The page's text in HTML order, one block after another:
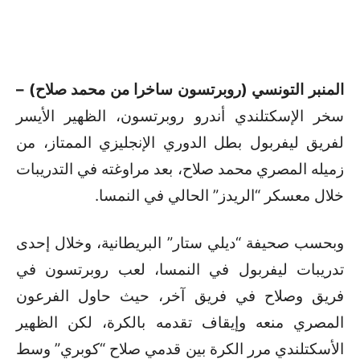
المنبر التونسي (روبرتسون ساخرا من محمد صلاح) –
سخر الإسكتلندي أندرو روبرتسون، الظهير الأيسر
لفريق ليفربول بطل الدوري الإنجليزي الممتاز، من
زميله المصري محمد صلاح، بعد مراوغته في التدريبات
خلال معسكر “الريدز” الحالي في النمسا.
وبحسب صحيفة “ديلي ستار” البريطانية، وخلال إحدى
تدريبات ليفربول في النمسا، لعب روبرتسون في
فريق وصلاح في فريق آخر، حيث حاول الفرعون
المصري منعه وإيقاف تقدمه بالكرة، لكن الظهير
الأسكتلندي مرر الكرة بين قدمي صلاح “كوبري” وسط